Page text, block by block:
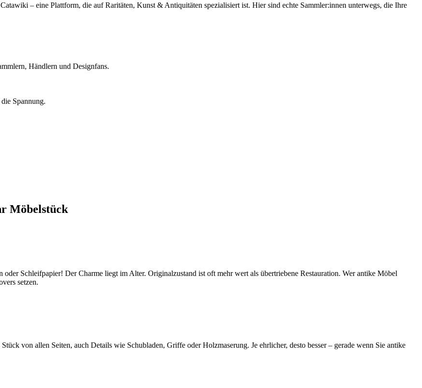
Catawiki – eine Plattform, die auf Raritäten, Kunst & Antiquitäten spezialisiert ist. Hier sind echte Sammler:innen unterwegs, die Ihre
Händlern und Designfans.
Spannung.
Möbelstück
Schleifpapier! Der Charme liegt im Alter. Originalzustand ist oft mehr wert als übertriebene Restauration. Wer antike Möbel
setzen.
von allen Seiten, auch Details wie Schubladen, Griffe oder Holzmaserung. Je ehrlicher, desto besser – gerade wenn Sie antike